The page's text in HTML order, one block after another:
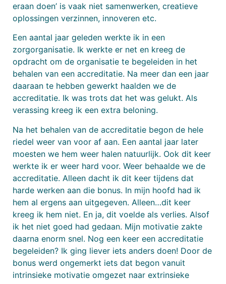
eraan doen’ is vaak niet samenwerken, creatieve
oplossingen verzinnen, innoveren etc.
Een aantal jaar geleden werkte ik in een
zorgorganisatie. Ik werkte er net en kreeg de
opdracht om de organisatie te begeleiden in het
behalen van een accreditatie. Na meer dan een jaar
daaraan te hebben gewerkt haalden we de
accreditatie. Ik was trots dat het was gelukt. Als
verassing kreeg ik een extra beloning.
Na het behalen van de accreditatie begon de hele
riedel weer van voor af aan. Een aantal jaar later
moesten we hem weer halen natuurlijk. Ook dit keer
werkte ik er weer hard voor. Weer behaalde we de
accreditatie. Alleen dacht ik dit keer tijdens dat
harde werken aan die bonus. In mijn hoofd had ik
hem al ergens aan uitgegeven. Alleen…dit keer
kreeg ik hem niet. En ja, dit voelde als verlies. Alsof
ik het niet goed had gedaan. Mijn motivatie zakte
daarna enorm snel. Nog een keer een accreditatie
begeleiden? Ik ging liever iets anders doen! Door de
bonus werd ongemerkt iets dat begon vanuit
intrinsieke motivatie omgezet naar extrinsieke